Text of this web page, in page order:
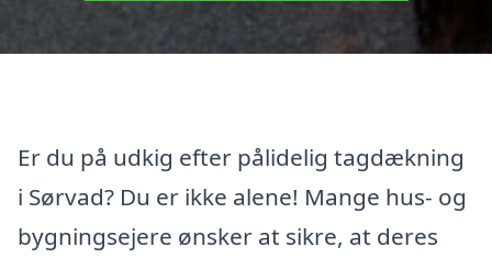
Er du på udkig efter pålidelig tagdækning
i Sørvad? Du er ikke alene! Mange hus- og
bygningsejere ønsker at sikre, at deres